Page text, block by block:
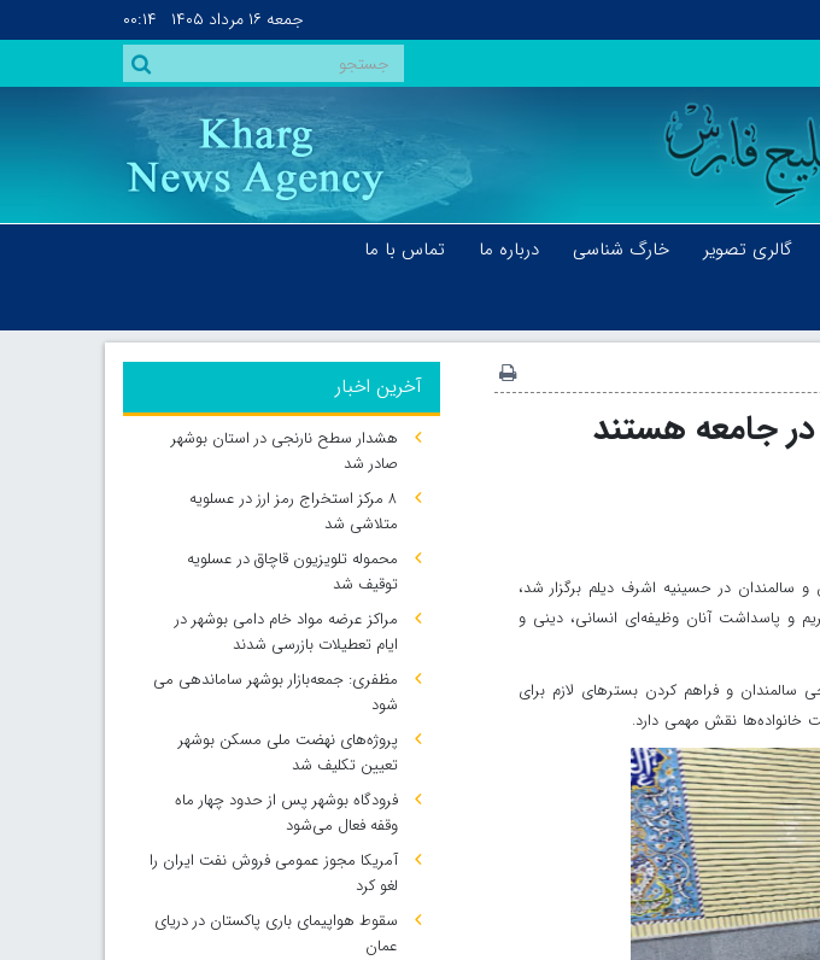
جمعه ۱۶ مرداد ۱۴۰۵ ۰۰:۱۴
گالری تصویر خارگ شناسی درباره ما
تماس با ما
در جامعه هستند
در حسینیه اشرف دیلم برگزار شد،
و پاسداشت آنان وظیفه‌ای انسانی، دینی و
سالمندان و فراهم کردن بسترهای لازم برای
خانواده‌ها نقش مهمی دارد.
آخرین اخبار
هشدار سطح نارنجی در استان بوشهر
صادر شد
۸ مرکز استخراج رمز ارز در عسلویه
متلاشی شد
محموله تلویزیون قاچاق در عسلویه
توقیف شد
مراکز عرضه مواد خام دامی بوشهر در
ایام تعطیلات بازرسی شدند
مظفری: جمعه‌بازار بوشهر ساماندهی می‌
شود
پروژه‌های نهضت ملی مسکن بوشهر
تعیین تکلیف شد
فرودگاه بوشهر پس از حدود چهار ماه
وقفه فعال می‌شود
آمریکا مجوز عمومی فروش نفت ایران را
لغو کرد
سقوط هواپیمای باری پاکستان در دریای
عمان